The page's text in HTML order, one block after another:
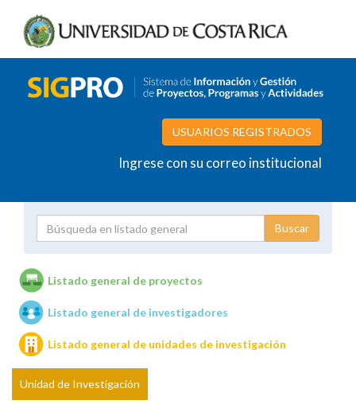
USUARIOS REGISTRADOS
Ingrese con su correo institucional
Unidades de investigación
Listado general de proyectos
Listado general de investigadores
Listado general de unidades de investigación
Unidad de Investigación